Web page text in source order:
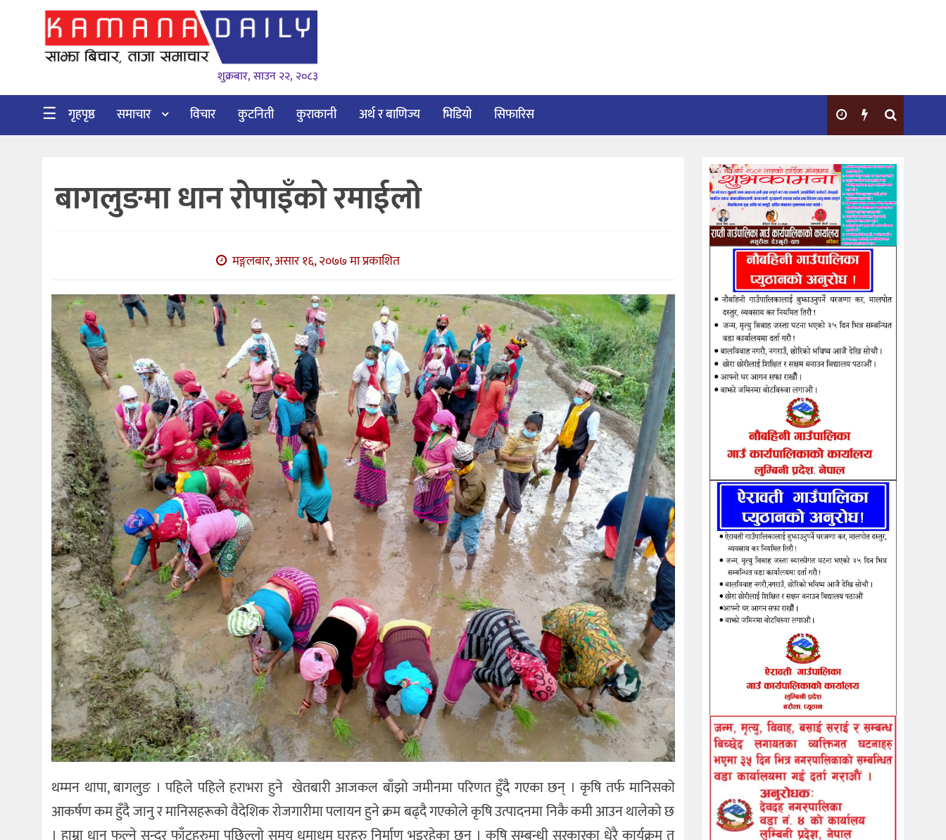
गृहपृष्ठ
विचार
कुटनिती
सिफारिस
शुक्रबार, साउन २२, २०८३
☰ गृहपृष्ठ समाचार विचार कुटनिती कुराकानी अर्थ र बाणिज्य भिडियो सिफारिस
बागलुङमा धान रोपाइँको रमाईलो
मङ्गलबार, असार १६, २०७७ मा प्रकाशित
थम्मन थापा, बागलुङ । पहिले पहिले हराभरा हुने खेतबारी आजकल बाँझो जमीनमा परिणत हुँदै गएका छन् । कृषि तर्फ मानिसको
आकर्षण कम हुँदै जानु र मानिसहरूको वैदेशिक रोजगारीमा पलायन हुने क्रम बढ्दै गएकोले कृषि उत्पादनमा निकै कमी आउन थालेको छ